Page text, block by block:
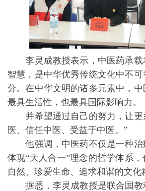
李灵成教授表示，中医药承载
智慧，是中华优秀传统文化中不
分。在中华文明的诸多元素中，中
最具生活性，也最具国际影响力。
并希望通过自己的努力，让更
医、信任中医、受益于中医。”
他强调，中医药不仅是一种治
体现“天人合一”理念的哲学体系
自然、珍爱生命、追求和谐的文化
据悉，李灵成教授是联合国教